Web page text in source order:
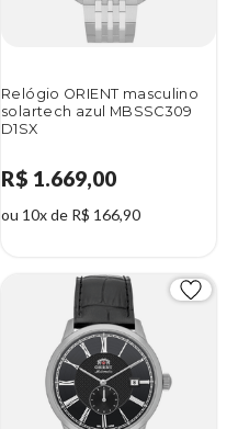
Relógio ORIENT masculino
solartech azul MBSSC309
D1SX
R$ 1.669,00
ou 10x de R$ 166,90